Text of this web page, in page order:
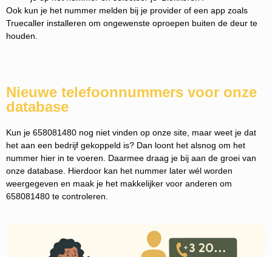
Ook kun je het nummer melden bij je provider of een app zoals
Truecaller installeren om ongewenste oproepen buiten de deur te
houden.
Nieuwe telefoonnummers voor onze
database
Kun je 658081480 nog niet vinden op onze site, maar weet je dat
het aan een bedrijf gekoppeld is? Dan loont het alsnog om het
nummer hier in te voeren. Daarmee draag je bij aan de groei van
onze database. Hierdoor kan het nummer later wél worden
weergegeven en maak je het makkelijker voor anderen om
658081480 te controleren.